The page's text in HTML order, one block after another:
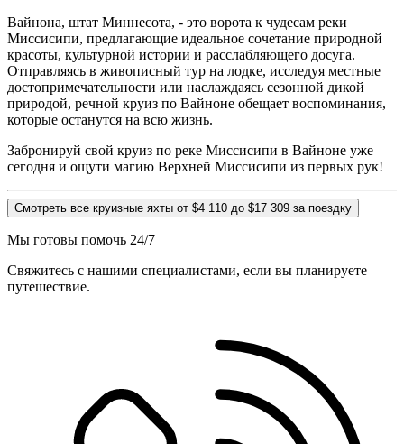
Вайнона, штат Миннесота, - это ворота к чудесам реки
Миссисипи, предлагающие идеальное сочетание природной
красоты, культурной истории и расслабляющего досуга.
Отправляясь в живописный тур на лодке, исследуя местные
достопримечательности или наслаждаясь сезонной дикой
природой, речной круиз по Вайноне обещает воспоминания,
которые останутся на всю жизнь.
Забронируй свой круиз по реке Миссисипи в Вайноне уже
сегодня и ощути магию Верхней Миссисипи из первых рук!
Смотреть все круизные яхты от $4 110 до $17 309 за поездку
Мы готовы помочь 24/7
Свяжитесь с нашими специалистами, если вы планируете
путешествие.